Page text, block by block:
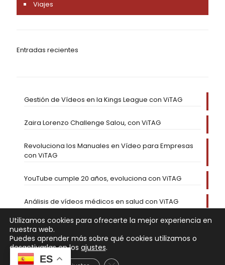
Viajes
Entradas recientes
Gestión de Vídeos en la Kings League con ViTAG
Zaira Lorenzo Challenge Salou, con ViTAG
Revoluciona los Manuales en Vídeo para Empresas
con ViTAG
YouTube cumple 20 años, evoluciona con ViTAG
Análisis de vídeos médicos en salud con ViTAG
ES
Utilizamos cookies para ofrecerte la mejor experiencia en
nuestra web.
Puedes aprender más sobre qué cookies utilizamos o
desactivarlas en los ajustes.